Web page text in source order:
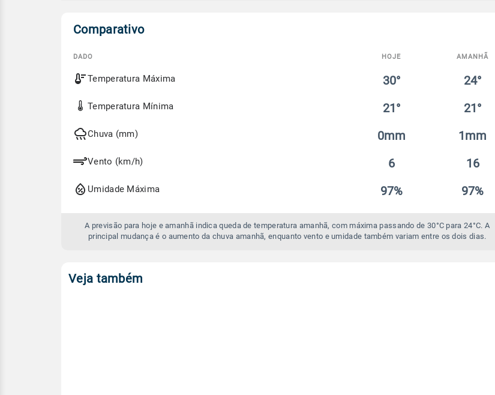
Comparativo
Comparativo
entre
previsão
amanhã
DADO HOJE AMANHÃ
Temperatura Máxima 30° 24°
Temperatura Mínima 21° 21°
Chuva (mm) 0mm 1mm
Vento (km/h) 6 16
Umidade Máxima 97% 97%
A previsão para hoje e amanhã indica queda de temperatura amanhã, com máxima passando de 30°C para 24°C. A
principal mudança é o aumento da chuva amanhã, enquanto vento e umidade também variam entre os dois dias.
Veja também